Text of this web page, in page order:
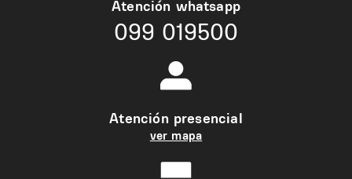
Atención whatsapp
099 019500
Atención presencial
ver mapa